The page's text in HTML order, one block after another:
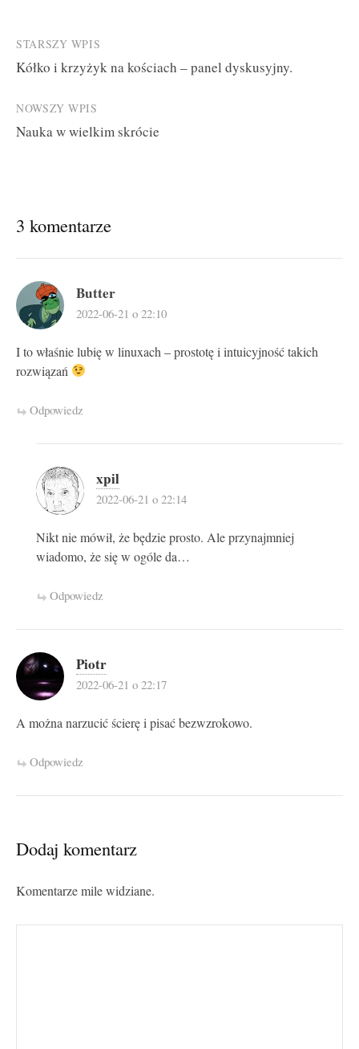
Post
navigation
STARSZY WPIS
Kółko i krzyżyk na kościach – panel dyskusyjny.
NOWSZY WPIS
Nauka w wielkim skrócie
3 komentarze
Butter
2022-06-21 o 22:10
I to właśnie lubię w linuxach – prostotę i intuicyjność takich
rozwiązań
Odpowiedz
xpil
2022-06-21 o 22:14
Nikt nie mówił, że będzie prosto. Ale przynajmniej
wiadomo, że się w ogóle da…
Odpowiedz
Piotr
2022-06-21 o 22:17
A można narzucić ścierę i pisać bezwzrokowo.
Odpowiedz
Dodaj komentarz
Komentarze mile widziane.